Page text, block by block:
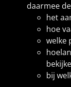
daarmee
het
hoe
welke
bij